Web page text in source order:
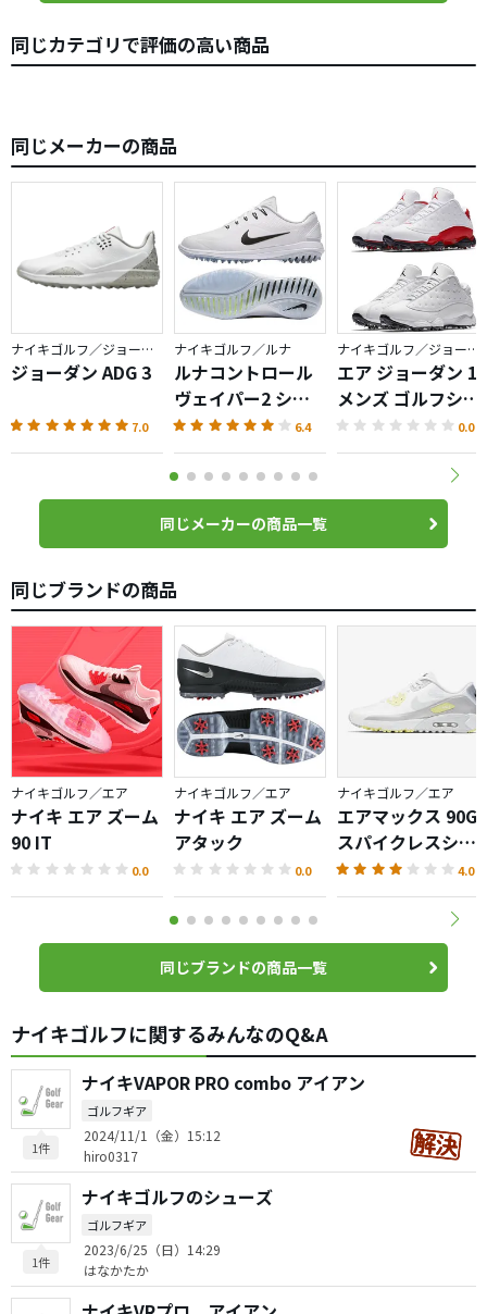
同じカテゴリで評価の高い商品
同じメーカーの商品
ナイキゴルフ／ジョーダン
ジョーダン ADG 3
7.0
ナイキゴルフ／ルナ
ルナコントロール
ヴェイパー2 シュ
ーズ
6.4
ナイキゴルフ／ジョーダン
エア ジョーダン 13
メンズ ゴルフシュ
ーズ
0.0
同じメーカーの商品一覧
同じブランドの商品
ナイキゴルフ／エア
ナイキ エア ズーム
90 IT
0.0
ナイキゴルフ／エア
ナイキ エア ズーム
アタック
0.0
ナイキゴルフ／エア
エアマックス 90G
スパイクレスシュ
ーズ
4.0
同じブランドの商品一覧
ナイキゴルフに関するみんなのQ&A
1件
ナイキVAPOR PRO combo アイアン
ゴルフギア
2024/11/1（金）15:12
hiro0317
1件
ナイキゴルフのシューズ
ゴルフギア
2023/6/25（日）14:29
はなかたか